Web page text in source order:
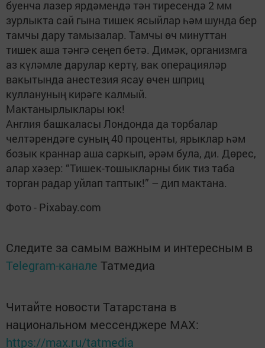
буенча лазер ярдәмендә тән тиресендә 2 мм
зурлыкта сай гына тишек ясыйлар һәм шунда бер
тамчы дару тамызалар. Тамчы өч минуттан
тишек аша тәнгә сеңеп бетә. Димәк, организмга
аз күләмле дарулар кертү, вак операцияләр
вакытында анестезия ясау өчен шприц
куллануның кирәге калмый.
Мактанырлыклары юк!
Англия башкаласы Лондонда да торбалар
челтәрендәге суның 40 проценты, ярыклар һәм
бозык краннар аша саркып, әрәм була, ди. Дөрес,
алар хәзер: “Тишек-тошыкларны бик тиз таба
торган радар уйлап таптык!” – дип мактана.
Фото - Pixabay.com
Следите за самым важным и интересным в
Telegram-канале Татмедиа
Читайте новости Татарстана в
национальном мессенджере MАХ:
https://max.ru/tatmedia